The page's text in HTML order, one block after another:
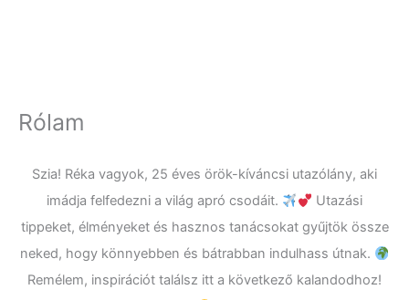
Rólam
Szia! Réka vagyok, 25 éves örök-kíváncsi utazólány, aki
imádja felfedezni a világ apró csodáit.
Utazási
tippeket, élményeket és hasznos tanácsokat gyűjtök össze
neked, hogy könnyebben és bátrabban indulhass útnak.
Remélem, inspirációt találsz itt a következő kalandodhoz!